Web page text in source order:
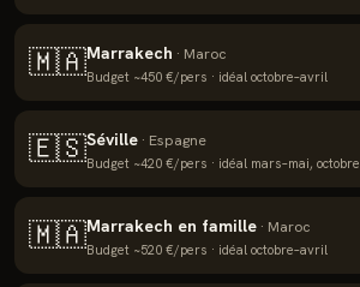
🇲🇦Marrakech · Maroc
Budget ~450 €/pers · idéal octobre–avril
🇪🇸Séville · Espagne
Budget ~420 €/pers · idéal mars–mai, octobre
🇲🇦Marrakech en famille · Maroc
Budget ~520 €/pers · idéal octobre–avril